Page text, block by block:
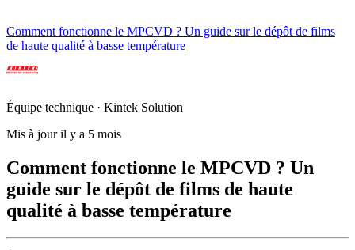
Comment fonctionne le MPCVD ? Un guide sur le dépôt de films
de haute qualité à basse température
Équipe technique · Kintek Solution
Mis à jour il y a 5 mois
Comment fonctionne le MPCVD ? Un
guide sur le dépôt de films de haute
qualité à basse température